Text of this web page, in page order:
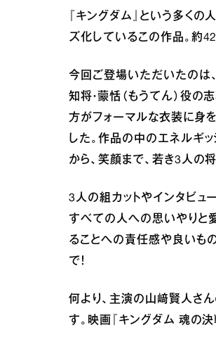
『キングダム』という多く
ズ化しているこの作品。約
今回ご登場いただいたのは
知将・蒙恬（もうてん）役
方がフォーマルな衣装に身
した。作品の中のエネルギ
から、笑顔まで、若き3人の
3人の組カットやインタビュ
すべての人への思いやりと
ることへの責任感や良いも
で！
何より、主演の山﨑賢人さ
す。映画『キングダム 魂の決